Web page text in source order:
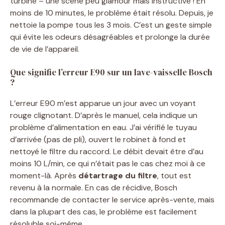
moins de 10 minutes, le problème était résolu. Depuis, je
nettoie la pompe tous les 3 mois. C’est un geste simple
qui évite les odeurs désagréables et prolonge la durée
de vie de l’appareil.
Que signifie l’erreur E90 sur un lave-vaisselle Bosch
?
L’erreur E90 m’est apparue un jour avec un voyant
rouge clignotant. D’après le manuel, cela indique un
problème d’alimentation en eau. J’ai vérifié le tuyau
d’arrivée (pas de pli), ouvert le robinet à fond et
nettoyé le filtre du raccord. Le débit devait être d’au
moins 10 L/min, ce qui n’était pas le cas chez moi à ce
moment-là. Après détartrage du filtre, tout est
revenu à la normale. En cas de récidive, Bosch
recommande de contacter le service après-vente, mais
dans la plupart des cas, le problème est facilement